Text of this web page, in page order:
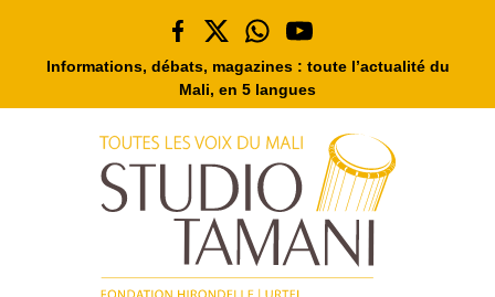
Informations, débats, magazines : toute l’actualité du
Mali, en 5 langues